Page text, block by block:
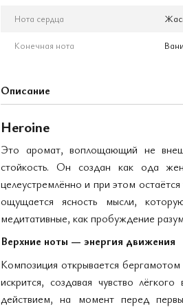
Нота сердца
Конечная нота
Описание
Heroine
Это аромат, воплощающий не
стойкость. Он создан как ода
целеустремлённо и при этом
ощущается ясность мысли,
медитативные, как пробуждение
Верхние ноты — энергия движения
Композиция открывается
искрится, создавая чувство
действием, на момент перед